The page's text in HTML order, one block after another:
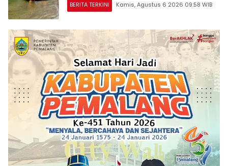
BERITA TERKINI Kamis, Agustus 6 2026 09:58 WIB